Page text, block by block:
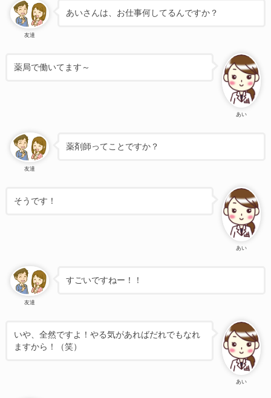
友達
あいさんは、お仕事何してるんですか？
あい
薬局で働いてます～
友達
薬剤師ってことですか？
あい
そうです！
友達
すごいですねー！！
あい
いや、全然ですよ！やる気があればだれでもなれ
ますから！（笑）